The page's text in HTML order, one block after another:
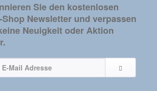
Sie den kostenlosen
Shop Newsletter und verpassen
Neuigkeit oder Aktion